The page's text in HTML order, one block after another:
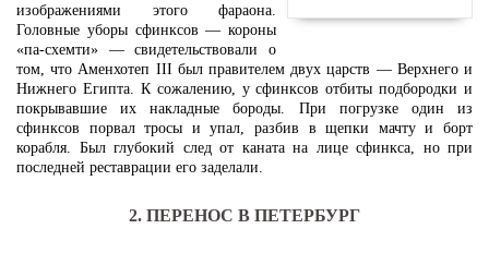
изображениями этого фараона.
Головные уборы сфинксов — короны
«па-схемти» — свидетельствовали о
том, что Аменхотеп III был правителем двух царств — Верхнего и
Нижнего Египта. К сожалению, у сфинксов отбиты подбородки и
покрывавшие их накладные бороды. При погрузке один из
сфинксов порвал тросы и упал, разбив в щепки мачту и борт
корабля. Был глубокий след от каната на лице сфинкса, но при
последней реставрации его заделали.
2. ПЕРЕНОС В ПЕТЕРБУРГ